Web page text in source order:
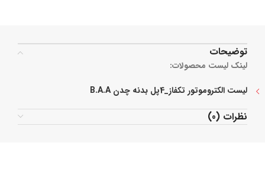
توضیحات
لینک لیست محصولات:
لیست الکتروموتور تکفاز_4پل بدنه چدن B.A.A
نظرات (0)